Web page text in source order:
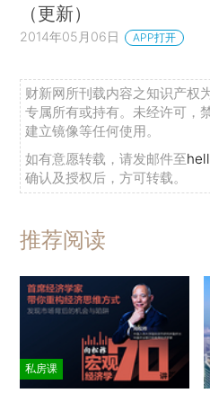
（更新）
2014年05月06日 APP打开
财新网所刊载内容之知识产权
专属所有或持有。未经许可，
建立镜像等任何使用。
如有意愿转载，请发邮件至
确认及授权后，方可转载。
推荐阅读
私房课